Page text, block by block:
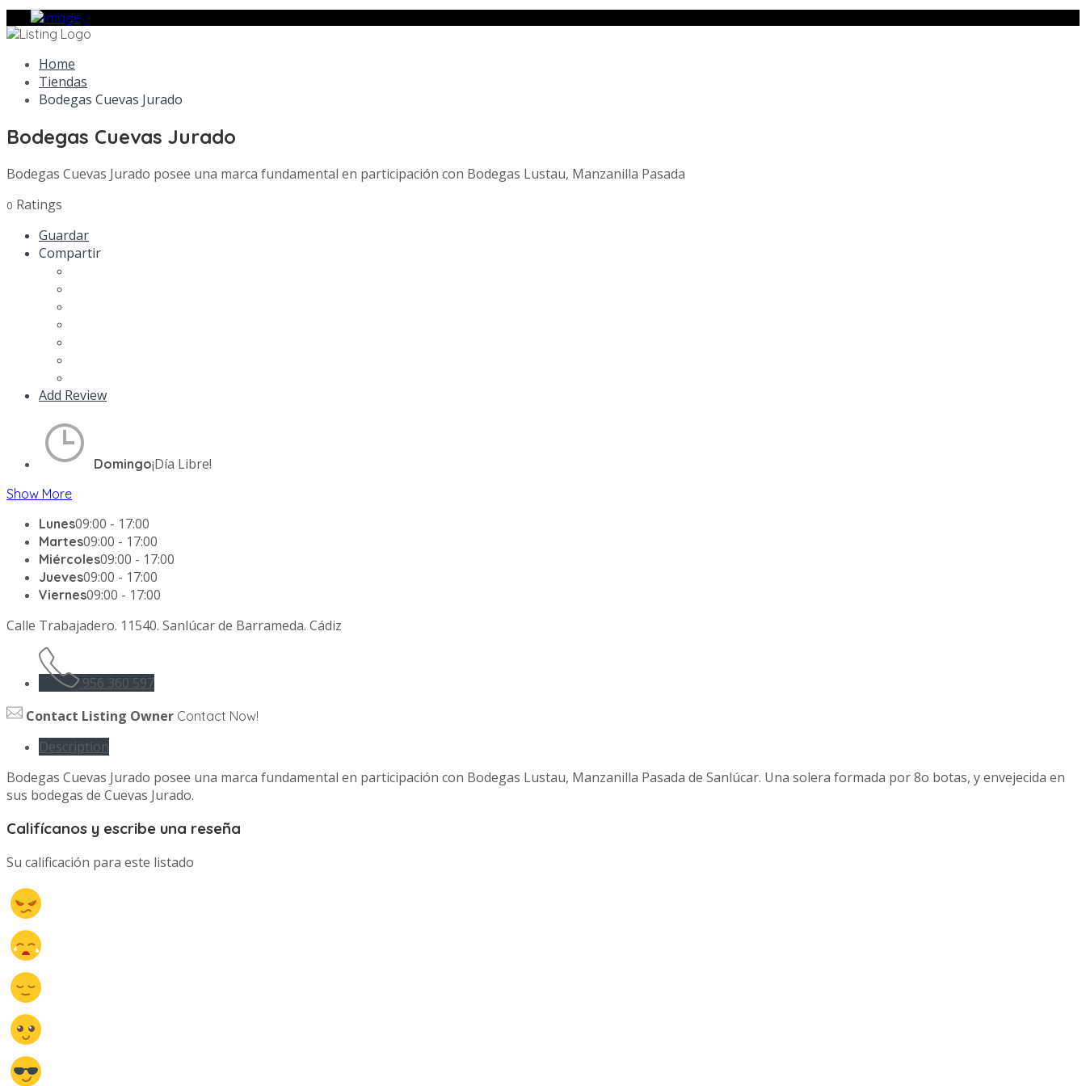
Home
Tiendas
Bodegas Cuevas Jurado
Bodegas Cuevas Jurado
Bodegas Cuevas Jurado posee una marca fundamental en participación con Bodegas Lustau, Manzanilla Pasada
0 Ratings
Guardar
Compartir
Add Review
Domingo¡Día Libre!
Show More
Lunes09:00 - 17:00
Martes09:00 - 17:00
Miércoles09:00 - 17:00
Jueves09:00 - 17:00
Viernes09:00 - 17:00
Calle Trabajadero. 11540. Sanlúcar de Barrameda. Cádiz
956 360 597
Contact Listing Owner Contact Now!
Description
Bodegas Cuevas Jurado posee una marca fundamental en participación con Bodegas Lustau, Manzanilla Pasada de Sanlúcar. Una solera formada por 8o botas, y envejecida en
sus bodegas de Cuevas Jurado.
Califícanos y escribe una reseña
Su calificación para este listado